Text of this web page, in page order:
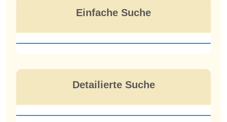
Einfache Suche
Detailierte Suche